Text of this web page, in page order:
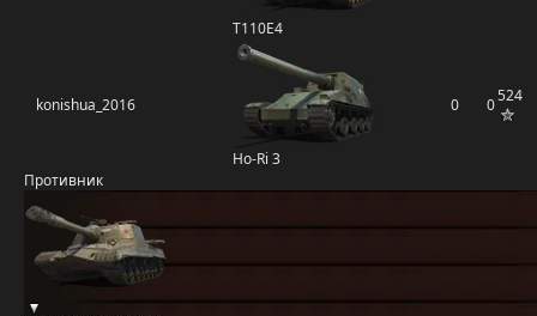
T110E4
konishua_2016
Ho-Ri 3
0 0524
Противник